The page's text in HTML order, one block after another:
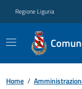
Regione Liguria
Home /